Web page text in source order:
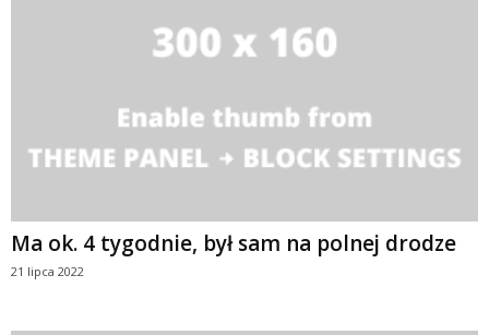
Ma ok. 4 tygodnie, był sam na polnej drodze
21 lipca 2022